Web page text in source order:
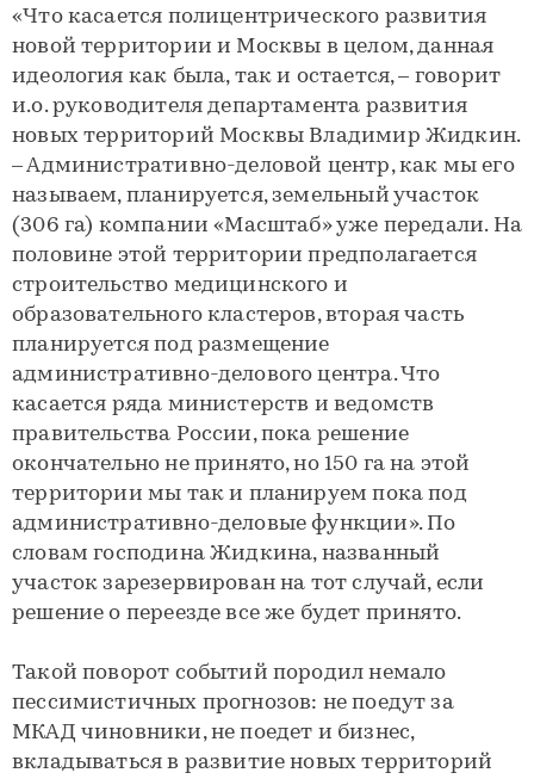
«Что касается полицентрического развития
новой территории и Москвы в целом, данная
идеология как была, так и остается, – говорит
и.о. руководителя департамента развития
новых территорий Москвы Владимир Жидкин.
– Административно-деловой центр, как мы его
называем, планируется, земельный участок
(306 га) компании «Масштаб» уже передали. На
половине этой территории предполагается
строительство медицинского и
образовательного кластеров, вторая часть
планируется под размещение
административно-делового центра. Что
касается ряда министерств и ведомств
правительства России, пока решение
окончательно не принято, но 150 га на этой
территории мы так и планируем пока под
административно-деловые функции». По
словам господина Жидкина, названный
участок зарезервирован на тот случай, если
решение о переезде все же будет принято.
Такой поворот событий породил немало
пессимистичных прогнозов: не поедут за
МКАД чиновники, не поедет и бизнес,
вкладываться в развитие новых территорий